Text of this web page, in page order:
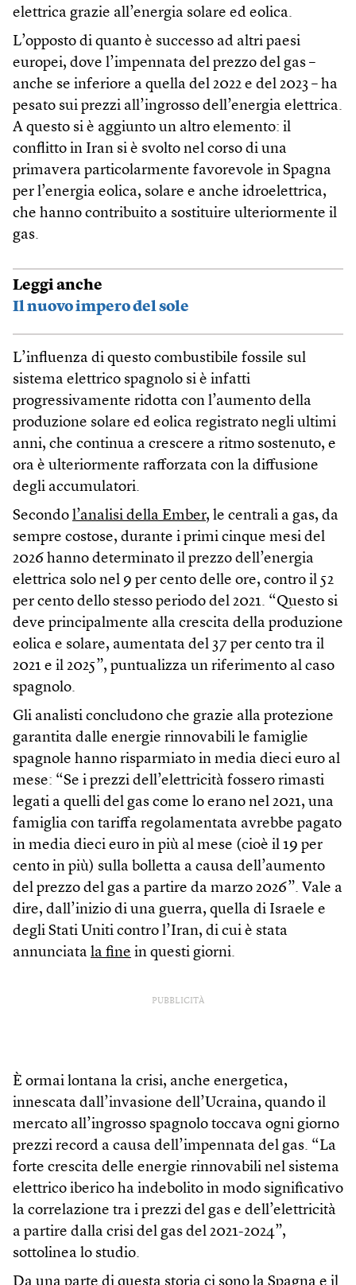
elettrica grazie all’energia solare ed eolica.
L’opposto di quanto è successo ad altri paesi
europei, dove l’impennata del prezzo del gas –
anche se inferiore a quella del 2022 e del 2023 – ha
pesato sui prezzi all’ingrosso dell’energia elettrica.
A questo si è aggiunto un altro elemento: il
conflitto in Iran si è svolto nel corso di una
primavera particolarmente favorevole in Spagna
per l’energia eolica, solare e anche idroelettrica,
che hanno contribuito a sostituire ulteriormente il
gas.
Leggi anche
Il nuovo impero del sole
L’influenza di questo combustibile fossile sul
sistema elettrico spagnolo si è infatti
progressivamente ridotta con l’aumento della
produzione solare ed eolica registrato negli ultimi
anni, che continua a crescere a ritmo sostenuto, e
ora è ulteriormente rafforzata con la diffusione
degli accumulatori.
Secondo l’analisi della Ember, le centrali a gas, da
sempre costose, durante i primi cinque mesi del
2026 hanno determinato il prezzo dell’energia
elettrica solo nel 9 per cento delle ore, contro il 52
per cento dello stesso periodo del 2021. “Questo si
deve principalmente alla crescita della produzione
eolica e solare, aumentata del 37 per cento tra il
2021 e il 2025”, puntualizza un riferimento al caso
spagnolo.
Gli analisti concludono che grazie alla protezione
garantita dalle energie rinnovabili le famiglie
spagnole hanno risparmiato in media dieci euro al
mese: “Se i prezzi dell’elettricità fossero rimasti
legati a quelli del gas come lo erano nel 2021, una
famiglia con tariffa regolamentata avrebbe pagato
in media dieci euro in più al mese (cioè il 19 per
cento in più) sulla bolletta a causa dell’aumento
del prezzo del gas a partire da marzo 2026”. Vale a
dire, dall’inizio di una guerra, quella di Israele e
degli Stati Uniti contro l’Iran, di cui è stata
annunciata la fine in questi giorni.
PUBBLICITÀ
È ormai lontana la crisi, anche energetica,
innescata dall’invasione dell’Ucraina, quando il
mercato all’ingrosso spagnolo toccava ogni giorno
prezzi record a causa dell’impennata del gas. “La
forte crescita delle energie rinnovabili nel sistema
elettrico iberico ha indebolito in modo significativo
la correlazione tra i prezzi del gas e dell’elettricità
a partire dalla crisi del gas del 2021-2024”,
sottolinea lo studio.
Da una parte di questa storia ci sono la Spagna e il